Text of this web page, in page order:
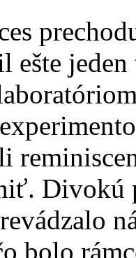
ešte
Divokú
bolo